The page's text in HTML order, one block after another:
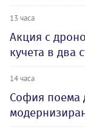
13 часа
Акция с
кучета в два
14 часа
София поема